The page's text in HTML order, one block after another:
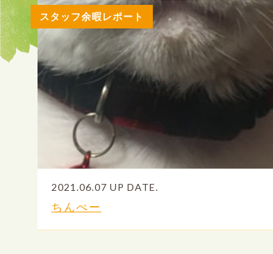
2021.06.07 UP DATE.
ちんぺー
スタッフ余暇レポート